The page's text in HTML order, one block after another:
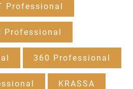
Professional
Professional
360 Professional
KRASSA